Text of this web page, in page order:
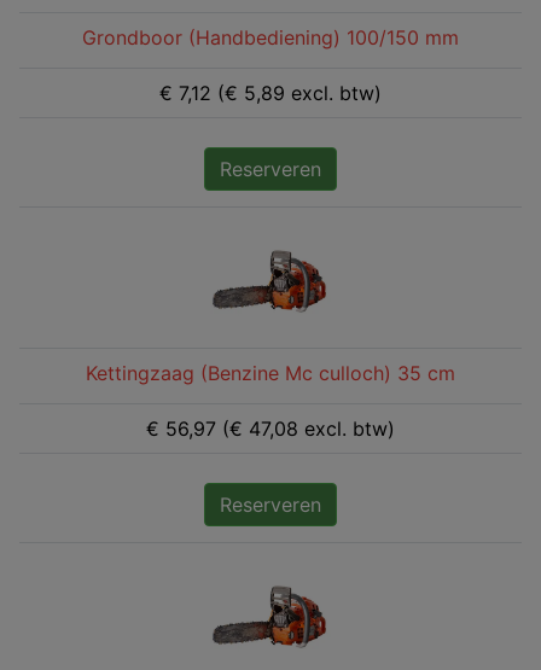
Grondboor (Handbediening) 100/150 mm
€ 7,12 (€ 5,89 excl. btw)
Reserveren
Kettingzaag (Benzine Mc culloch) 35 cm
€ 56,97 (€ 47,08 excl. btw)
Reserveren